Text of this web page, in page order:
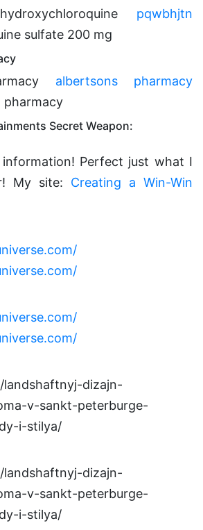
pqwbhjtn
sulfate 200 mg
albertsons pharmacy
pharmacy
Secret Weapon:
Perfect just what I
My site: Creating a Win-Win
dizajn-
v-sankt-peterburge-
i-stilya/
dizajn-
v-sankt-peterburge-
i-stilya/